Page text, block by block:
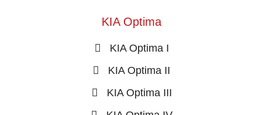
KIA Optima
KIA Optima I
KIA Optima II
KIA Optima III